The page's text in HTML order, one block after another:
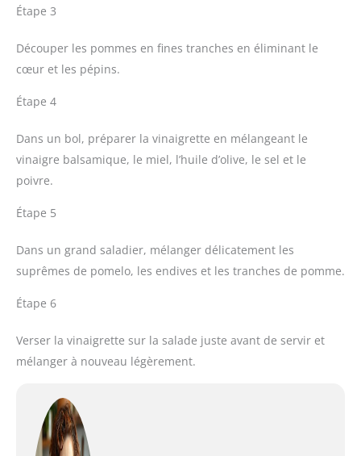
Étape 3
Découper les pommes en fines tranches en éliminant le
cœur et les pépins.
Étape 4
Dans un bol, préparer la vinaigrette en mélangeant le
vinaigre balsamique, le miel, l’huile d’olive, le sel et le
poivre.
Étape 5
Dans un grand saladier, mélanger délicatement les
suprêmes de pomelo, les endives et les tranches de pomme.
Étape 6
Verser la vinaigrette sur la salade juste avant de servir et
mélanger à nouveau légèrement.